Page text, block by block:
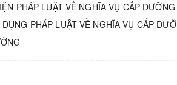
PHÁP LUẬT VỀ NGHĨA VỤ CẤP
PHÁP LUẬT VỀ NGHĨA VỤ CẤP